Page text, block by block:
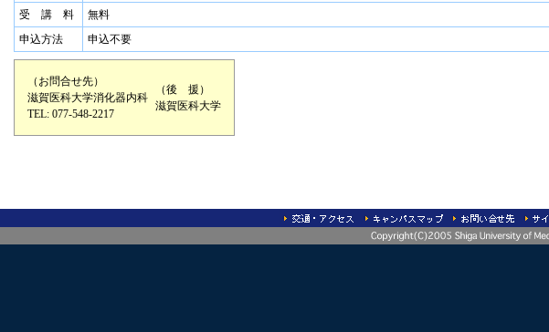
受 講 料
無料
申込方法
申込不要
（お問合せ先）
滋賀医科大学消化器内科
TEL: 077-548-2217
（後 援）
滋賀医科大学